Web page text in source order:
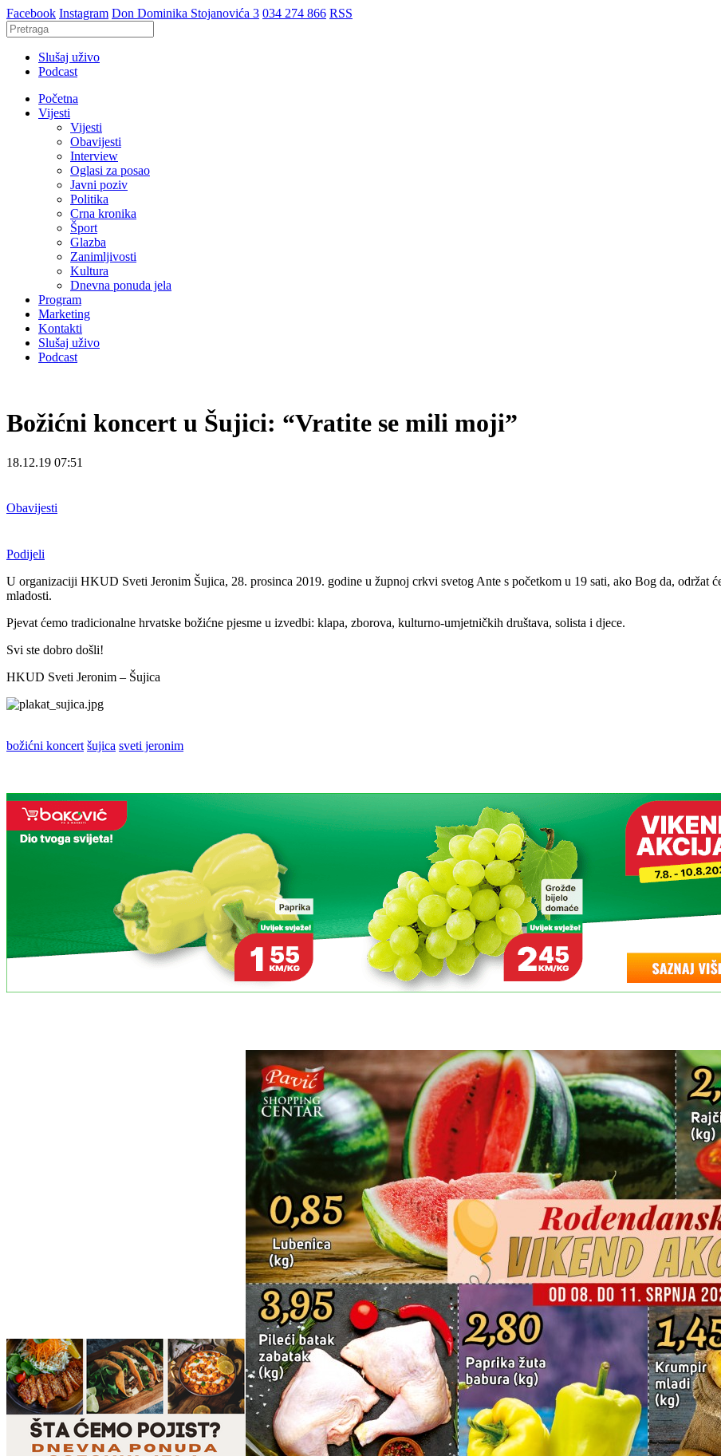
Facebook Instagram Don Dominika Stojanovića 3 034 274 866 RSS
Slušaj uživo
Podcast
Početna
Vijesti
Vijesti
Obavijesti
Interview
Oglasi za posao
Javni poziv
Politika
Crna kronika
Šport
Glazba
Zanimljivosti
Kultura
Dnevna ponuda jela
Program
Marketing
Kontakti
Slušaj uživo
Podcast
Božićni koncert u Šujici: “Vratite se mili moji”
18.12.19 07:51
Obavijesti
Podijeli
U organizaciji HKUD Sveti Jeronim Šujica, 28. prosinca 2019. godine u župnoj crkvi svetog Ante s početkom u 19 sati, ako Bog da, održat
mladosti.
Pjevat ćemo tradicionalne hrvatske božićne pjesme u izvedbi: klapa, zborova, kulturno-umjetničkih društava, solista i djece.
Svi ste dobro došli!
HKUD Sveti Jeronim – Šujica
božićni koncert šujica sveti jeronim